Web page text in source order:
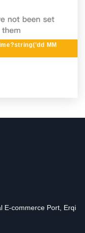
MM
E-commerce Port, Erqi